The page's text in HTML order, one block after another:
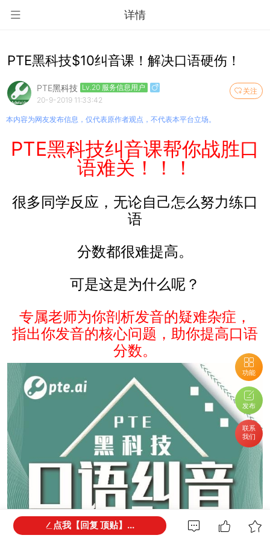
详情
功能
发布
联系
我们
PTE黑科技$10纠音课！解决口语硬伤！
关注
PTE黑科技 Lv.20 服务信息用户
20-9-2019 11:33:42
本内容为网友发布信息，仅代表原作者观点，不代表本平台立场。
PTE黑科技纠音课帮你战胜口
语难关！！！
很多同学反应，无论自己怎么努力练口
语
分数都很难提高。
可是这是为什么呢？
专属老师为你剖析发音的疑难杂症，
指出你发音的核心问题，助你提高口语
分数。
点我【回复 顶贴】...